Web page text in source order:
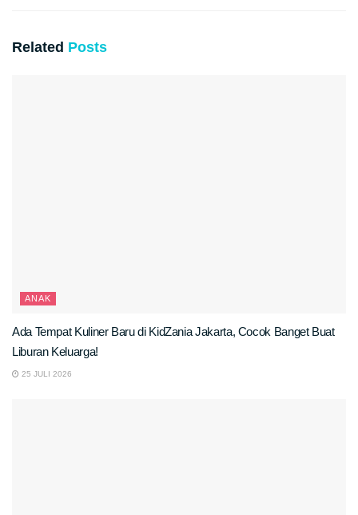
Related Posts
ANAK
Ada Tempat Kuliner Baru di KidZania Jakarta, Cocok Banget Buat
Liburan Keluarga!
25 JULI 2026